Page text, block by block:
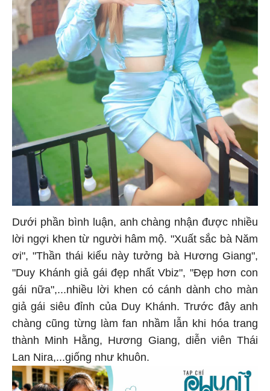
Dưới phần bình luận, anh chàng nhận được nhiều
lời ngợi khen từ người hâm mộ. "Xuất sắc bà Năm
ơi", "Thần thái kiểu này tưởng bà Hương Giang",
"Duy Khánh giả gái đẹp nhất Vbiz", "Đẹp hơn con
gái nữa",...nhiều lời khen có cánh dành cho màn
giả gái siêu đỉnh của Duy Khánh. Trước đây anh
chàng cũng từng làm fan nhầm lẫn khi hóa trang
thành Minh Hằng, Hương Giang, diễn viên Thái
Lan Nira,...giống như khuôn.